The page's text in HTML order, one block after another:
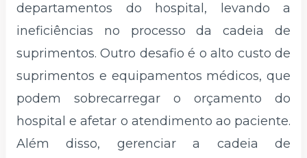
departamentos do hospital, levando a
ineficiências no processo da cadeia de
suprimentos. Outro desafio é o alto custo de
suprimentos e equipamentos médicos, que
podem sobrecarregar o orçamento do
hospital e afetar o atendimento ao paciente.
Além disso, gerenciar a cadeia de